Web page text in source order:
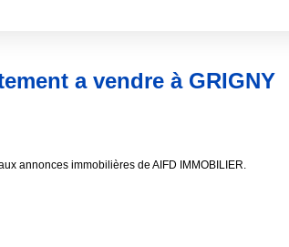
a vendre à GRIGNY
annonces immobilières de AIFD IMMOBILIER.